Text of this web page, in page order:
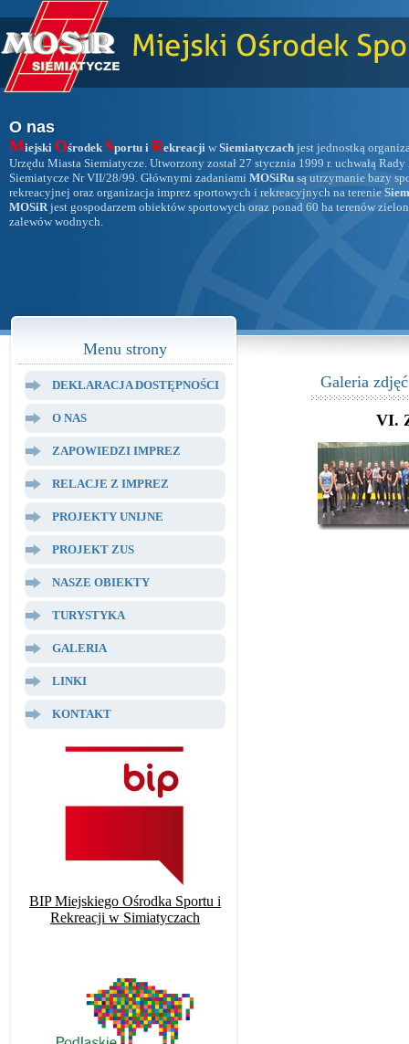
O nas
Miejski Ośrodek Sportu i Rekreacji w Siemiatyczach jest jednostką
Urzędu Miasta Siemiatycze. Utworzony został 27 stycznia 1999 r. uchwałą
Siemiatycze Nr VII/28/99. Głównymi zadaniami MOSiRu są utrzymanie bazy
rekreacyjnej oraz organizacja imprez sportowych i rekreacyjnych na terenie
MOSiRjest gospodarzem obiektów sportowych oraz ponad 60 ha terenów
zalewów wodnych.
Menu strony
DEKLARACJA DOSTĘPNOŚCI
O NAS
ZAPOWIEDZI IMPREZ
RELACJE Z IMPREZ
PROJEKTY UNIJNE
PROJEKT ZUS
NASZE OBIEKTY
TURYSTYKA
GALERIA
LINKI
KONTAKT
BIP Miejskiego Ośrodka Sportu i
Rekreacji w Simiatyczach
Galeria zdjęć
VI.